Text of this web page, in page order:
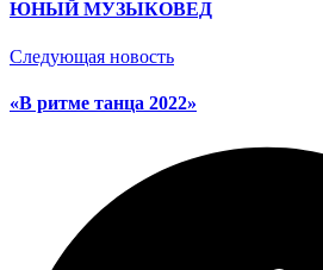
ЮНЫЙ МУЗЫКОВЕД
Следующая новость
«В ритме танца 2022»